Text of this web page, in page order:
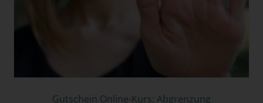
Gutschein Online-Kurs: Abgrenzung